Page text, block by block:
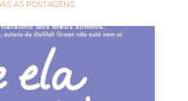
AS POSTAGENS